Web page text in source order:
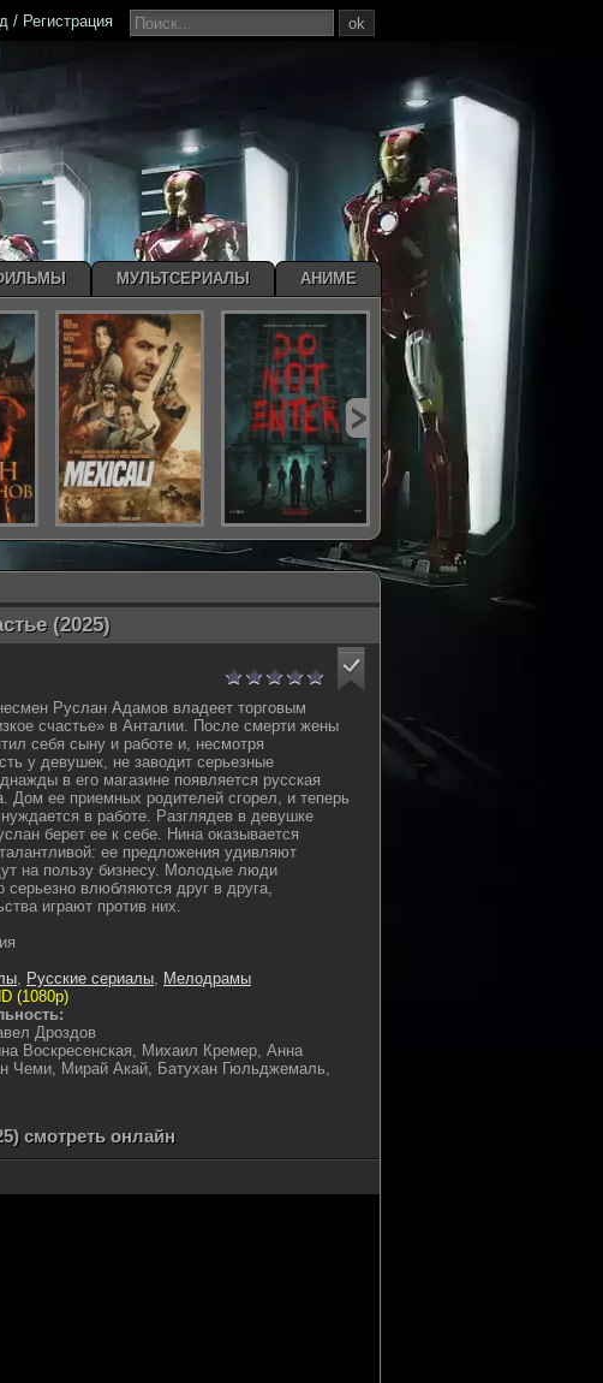
(2025)
Руслан Адамов владеет торговым
счастье» в Анталии. После смерти жены
себя сыну и работе и, несмотря
у девушек, не заводит серьезные
в его магазине появляется русская
Дом ее приемных родителей сгорел, и теперь
в работе. Разглядев в девушке
берет ее к себе. Нина оказывается
ее предложения удивляют
на пользу бизнесу. Молодые люди
серьезно влюбляются друг в друга,
играют против них.
, Русские сериалы, Мелодрамы
(1080p)
Дроздов
Воскресенская, Михаил Кремер, Анна
Чеми, Мирай Акай, Батухан Гюльджемаль,
смотреть онлайн
ok
/ Регистрация
МУЛЬТСЕРИАЛЫ АНИМЕ